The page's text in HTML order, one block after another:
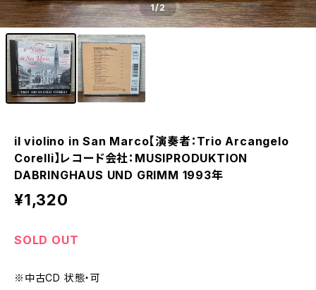
1/2
il violino in San Marco【演奏者：Trio Arcangelo
Corelli】レコード会社：MUSIPRODUKTION
DABRINGHAUS UND GRIMM 1993年
¥1,320
SOLD OUT
※中古CD 状態・可